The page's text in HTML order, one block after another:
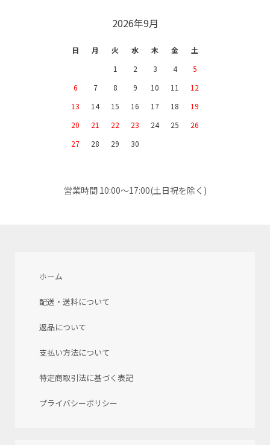
2026年9月
日 月 火 水 木 金
土
1
2 3 4
5
6
7 8 9 10 11
12
13
14 15 16 17 18
19
20
21 22 23 24 25
26
27
28 29 30
営業時間 10:00～17:00(土日祝を除く)
ホーム
配送・送料について
返品について
支払い方法について
特定商取引法に基づく表記
プライバシーポリシー